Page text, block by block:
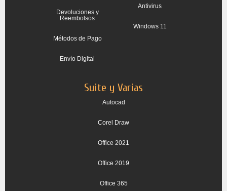
Devoluciones y
Reembolsos
Métodos de Pago
Envío Digital
Antivirus
Windows 11
Suite y Varias
Autocad
Corel Draw
Office 2021
Office 2019
Office 365